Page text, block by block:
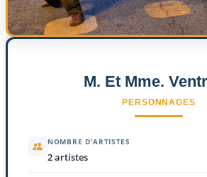
M. Et Mme.
PERSONNAGES
NOMBRE D'ARTISTES
2 artistes